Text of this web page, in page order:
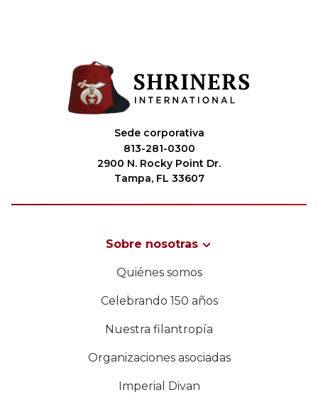
Sede corporativa
813-281-0300
2900 N. Rocky Point Dr.
Tampa, FL 33607
Sobre nosotras
Quiénes somos
Celebrando 150 años
Nuestra filantropía
Organizaciones asociadas
Imperial Divan